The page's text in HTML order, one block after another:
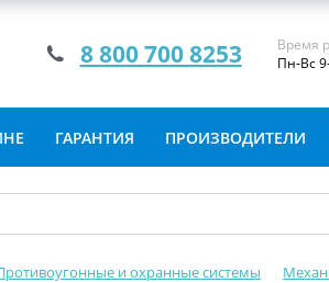
8 800 700 8253
Время
Пн-Вс
ГАРАНТИЯ ПРОИЗВОДИТЕЛИ
и охранные системы